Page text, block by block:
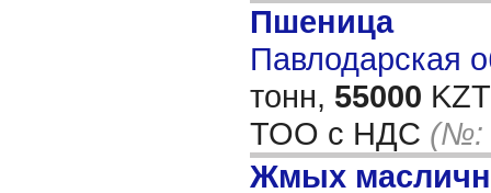
Пшеница
Павлодарская
тонн, 55000
ТОО с НДС (№:
Жмых